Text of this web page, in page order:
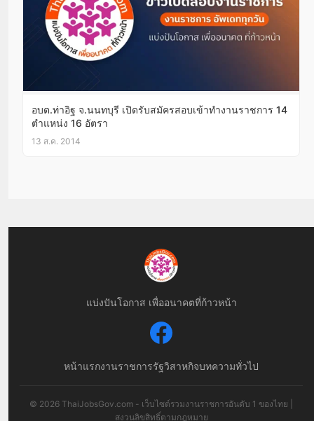
อบต.ท่าอิฐ จ.นนทบุรี เปิดรับสมัครสอบเข้าทำงานราชการ 14
ตำแหน่ง 16 อัตรา
13 ส.ค. 2014
แบ่งปันโอกาส เพื่ออนาคตที่ก้าวหน้า
หน้าแรกงานราชการรัฐวิสาหกิจบทความทั่วไป
© 2026 ThaiJobsGov.com - เว็บไซต์รวมงานราชการอันดับ 1 ของไทย |
สงวนลิขสิทธิ์ตามกฎหมาย